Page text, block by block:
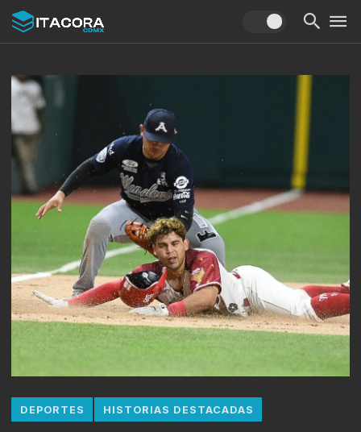
DEPORTES HISTORIAS DESTACADAS